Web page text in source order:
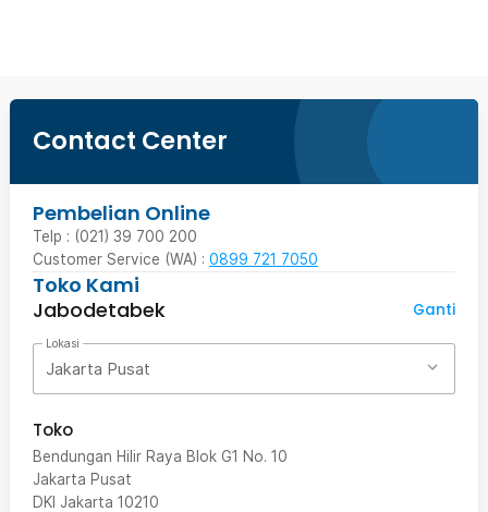
Contact Center
Pembelian Online
Telp : (021) 39 700 200
Customer Service (WA) : 0899 721 7050
Toko Kami
Jabodetabek
Ganti
Lokasi
Jakarta Pusat
Toko
Bendungan Hilir Raya Blok G1 No. 10
Jakarta Pusat
DKI Jakarta 10210